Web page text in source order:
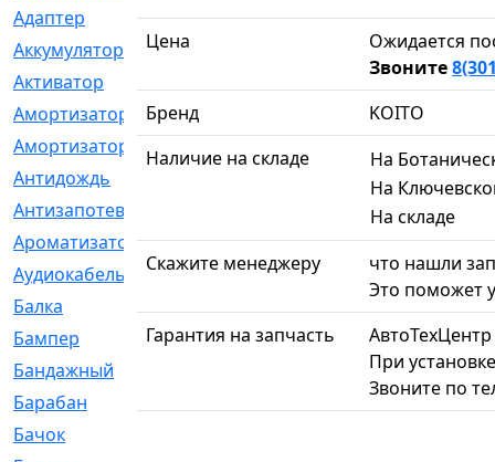
Адаптер
[3]
Аккумулятор
Активатор
Амортизатор
[608]
Амортизаторы
Антидождь
Антизапотеватель
Ароматизатор
[35]
Аудиокабель
[2]
Балка
[58]
Бампер
[137]
Бандажный
Барабан
Бачок
Цена
Ожидается
Звоните
Бренд
KOITO
Наличие на складе
На
На
На складе
Скажите менеджеру
что нашли
Это поможет
Гарантия на запчасть
При
Звоните по